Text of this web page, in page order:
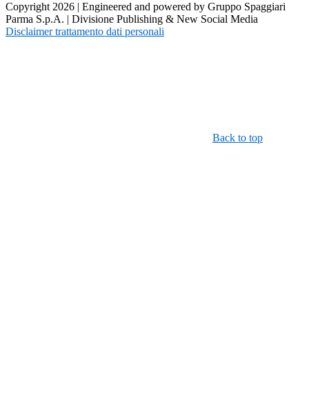
Copyright 2026 | Engineered and powered by Gruppo Spaggiari
Parma S.p.A. | Divisione Publishing & New Social Media
Disclaimer trattamento dati personali
Back to top